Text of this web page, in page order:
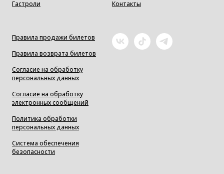
Гастроли
Контакты
Правила продажи билетов
Правила возврата билетов
Согласие на обработку
персональных данных
Согласие на обработку
электронных сообщений
Политика обработки
персональных данных
Система обеспечения
безопасности